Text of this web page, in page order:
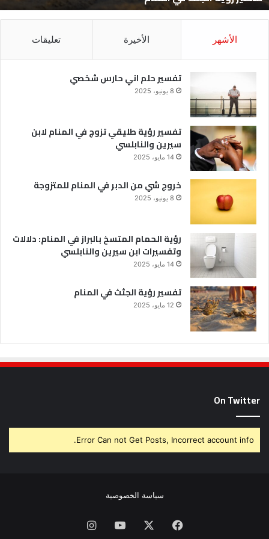
الأشهر الأخيرة تعليقات
تفسير حلم اني حارس شخصي
8 يونيو، 2025
تفسير رؤية طليقي تزوج في المنام لابن
سيرين والنابلسي
14 مايو، 2025
خروج شي من الدبر في المنام للمتزوجة
8 يونيو، 2025
رؤية الحمام المتسخ بالبراز في المنام: دلالات
وتفسيرات ابن سيرين والنابلسي
14 مايو، 2025
تفسير رؤية الجثث في المنام
12 مايو، 2025
On Twitter
Error Can not Get Posts, Incorrect account info.
سياسة الخصوصية
فيسبوك يوتيوبانستقرام